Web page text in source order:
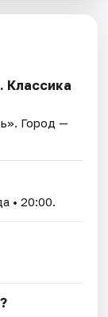
Классика
. Город —
• 20:00.